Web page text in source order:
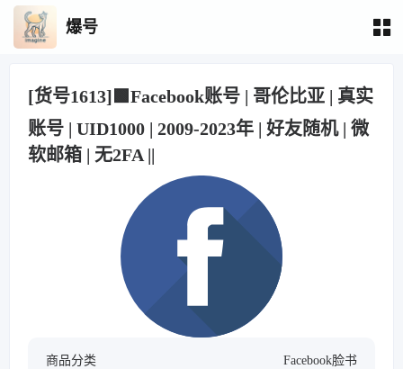
爆号
[货号1613]🟩Facebook账号 | 哥伦比亚 | 真实
账号 | UID1000 | 2009-2023年 | 好友随机 | 微
软邮箱 | 无2FA ||
商品分类 Facebook脸书